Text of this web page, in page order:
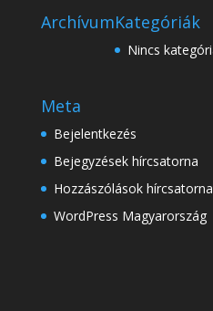
ArchívumKategóriák
Nincs
Meta
Bejelentkezés
Bejegyzések hírcsatorna
Hozzászólások hírcsatorna
WordPress Magyarország